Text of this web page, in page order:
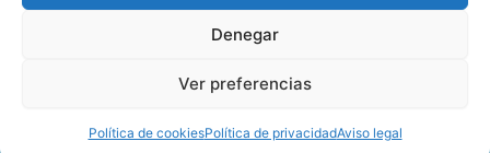
Denegar
Ver preferencias
Política de cookiesPolítica de privacidadAviso legal
Si quieres conocernos
más, no dudes en visitar
F
c
e
b
I
a